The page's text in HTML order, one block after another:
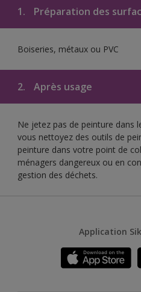
1. Préparation des
Boiseries, métaux ou PVC
2. Après usage
Ne jetez pas de peinture dans
vous nettoyez des outils de
peinture dans votre point de
ménagers dangereux ou en
gestion des déchets.
Application